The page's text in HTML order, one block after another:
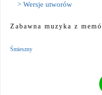
> Wersje utworów
Zabawna muzyka z
Śmieszny